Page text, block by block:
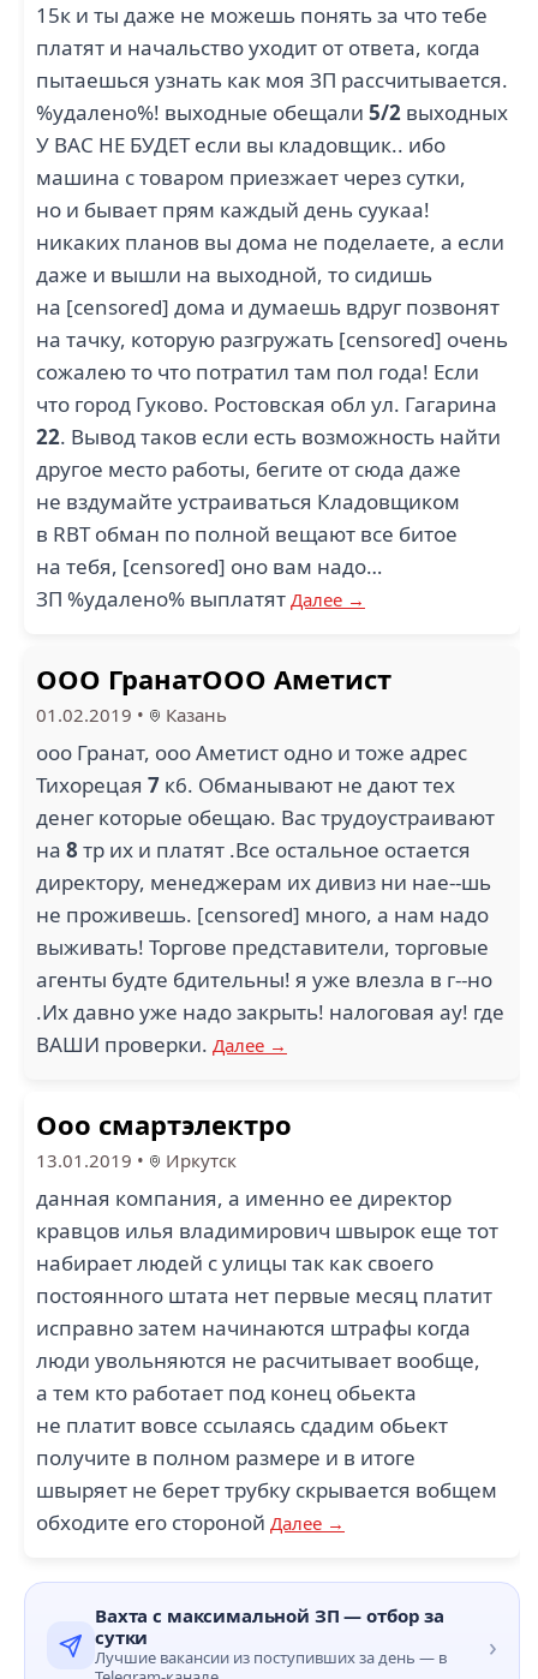
15к и ты даже не можешь понять за что тебе
платят и начальство уходит от ответа, когда
пытаешься узнать как моя ЗП рассчитывается.
%удалено%! выходные обещали 5/2 выходных
У ВАС НЕ БУДЕТ если вы кладовщик.. ибо
машина с товаром приезжает через сутки,
но и бывает прям каждый день суукаа!
никаких планов вы дома не поделаете, а если
даже и вышли на выходной, то сидишь
на [censored] дома и думаешь вдруг позвонят
на тачку, которую разгружать [censored] очень
сожалею то что потратил там пол года! Если
что город Гуково. Ростовская обл ул. Гагарина
22. Вывод таков если есть возможность найти
другое место работы, бегите от сюда даже
не вздумайте устраиваться Кладовщиком
в RBT обман по полной вещают все битое
на тебя, [censored] оно вам надо…
ЗП %удалено% выплатят Далее →
ООО ГранатООО Аметист
01.02.2019 • Казань
ооо Гранат, ооо Аметист одно и тоже адрес
Тихорецая 7 к6. Обманывают не дают тех
денег которые обещаю. Вас трудоустраивают
на 8 тр их и платят .Все остальное остается
директору, менеджерам их дивиз ни нае--шь
не проживешь. [censored] много, а нам надо
выживать! Торгове представители, торговые
агенты будте бдительны! я уже влезла в г--но
.Их давно уже надо закрыть! налоговая ау! где
ВАШИ проверки. Далее →
Ооо смартэлектро
13.01.2019 • Иркутск
данная компания, а именно ее директор
кравцов илья владимирович швырок еще тот
набирает людей с улицы так как своего
постоянного штата нет первые месяц платит
исправно затем начинаются штрафы когда
люди увольняются не расчитывает вообще,
а тем кто работает под конец обьекта
не платит вовсе ссылаясь сдадим обьект
получите в полном размере и в итоге
швыряет не берет трубку скрывается вобщем
обходите его стороной Далее →
Вахта с максимальной ЗП — отбор за
сутки
Лучшие вакансии из поступивших за день — в
›